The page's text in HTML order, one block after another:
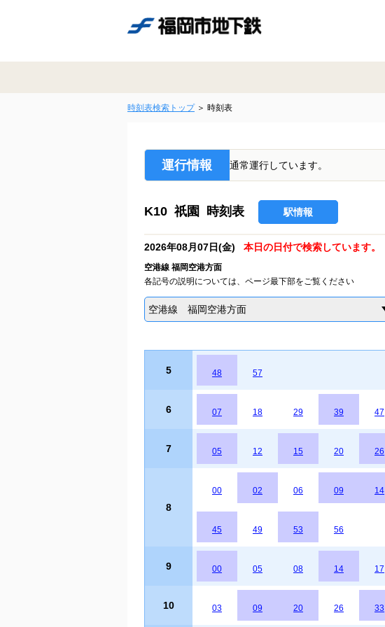
時刻表検索トップ 時刻表
運行情報 通常運行しています。
K10 祇園 時刻表 駅情報
2026年08月07日(金) 本日の日付で検索しています。
空港線 福岡空港方面
各記号の説明については、ページ最下部をご覧ください
空港線 福岡空港方面
5 48 57
6 07 18 29 39 47
7 05 12 15 20 26
8
00 02 06 09 14
45 49 53 56
9 00 05 08 14 17
10 03 09 20 26 33